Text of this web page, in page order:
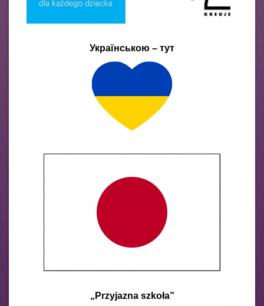
Українською – тут
„Przyjazna szkoła”